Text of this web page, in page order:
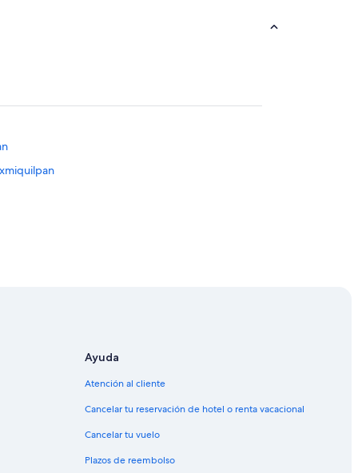
Ayuda
Atención al cliente
Cancelar tu reservación de hotel o renta vacacional
Cancelar tu vuelo
Plazos de reembolso